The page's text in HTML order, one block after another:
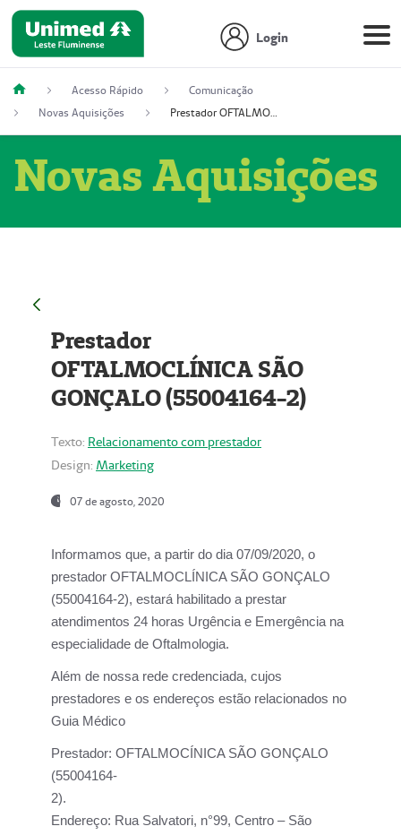
Login
Acesso Rápido
Comunicação
Novas Aquisições
Prestador OFTALMOCLÍNICA SÃO GONÇALO (55004164-2)
Novas Aquisições
Prestador
OFTALMOCLÍNICA SÃO
GONÇALO (55004164-2)
Texto: Relacionamento com prestador
Design: Marketing
07 de agosto, 2020
Informamos que, a partir do dia07/09/2020, o
prestador OFTALMOCLÍNICA SÃO GONÇALO
(55004164-2), estará habilitado a prestar
atendimentos 24 horas Urgência e Emergência na
especialidade de Oftalmologia.
Além de nossa rede credenciada, cujos
prestadores e os endereços estão relacionados no
Guia Médico
Prestador: OFTALMOCÍNICA SÃO GONÇALO
(55004164-
2).
Endereço: Rua Salvatori, n°99, Centro – São